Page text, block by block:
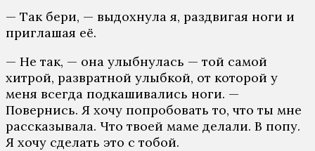
— Так бери, — выдохнула я, раздвигая ноги и
приглашая её.
— Не так, — она улыбнулась — той самой
хитрой, развратной улыбкой, от которой у
меня всегда подкашивались ноги. —
Повернись. Я хочу попробовать то, что ты мне
рассказывала. Что твоей маме делали. В попу.
Я хочу сделать это с тобой.